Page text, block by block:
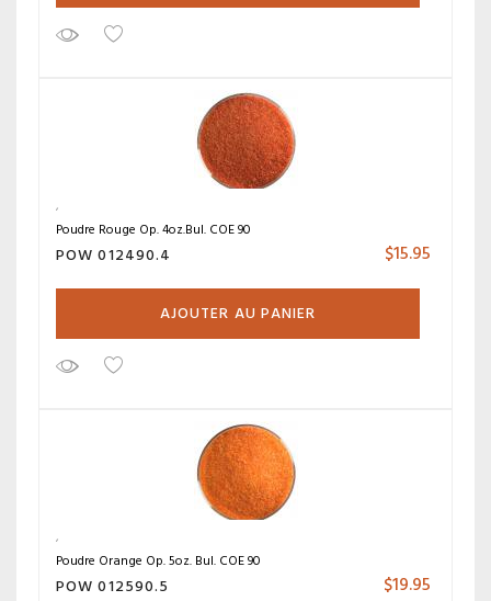
Poudre Rouge Op. 4oz.Bul. COE 90
POW 012490.4 $15.95
AJOUTER AU PANIER
Poudre Orange Op. 5oz. Bul. COE 90
POW 012590.5 $19.95